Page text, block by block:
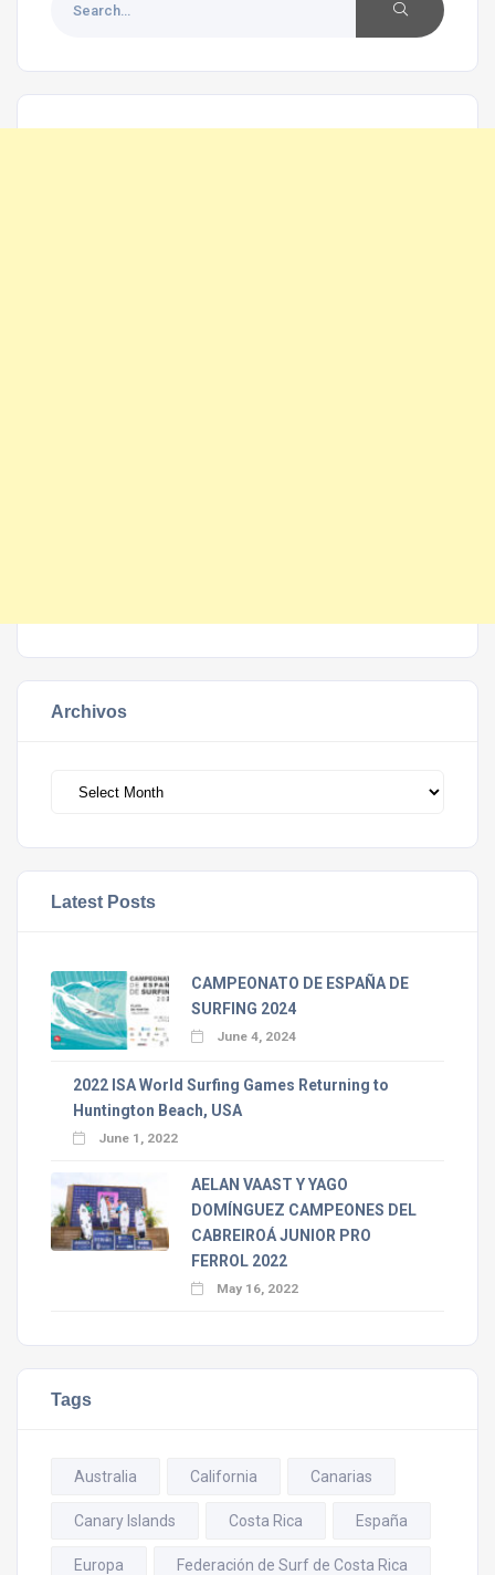
Archivos
Latest Posts
CAMPEONATO DE ESPAÑA DE
SURFING 2024
June 4, 2024
2022 ISA World Surfing Games Returning to
Huntington Beach, USA
June 1, 2022
AELAN VAAST Y YAGO
DOMÍNGUEZ CAMPEONES DEL
CABREIROÁ JUNIOR PRO
FERROL 2022
May 16, 2022
Tags
Australia California Canarias
Canary Islands Costa Rica España
Europa Federación de Surf de Costa Rica